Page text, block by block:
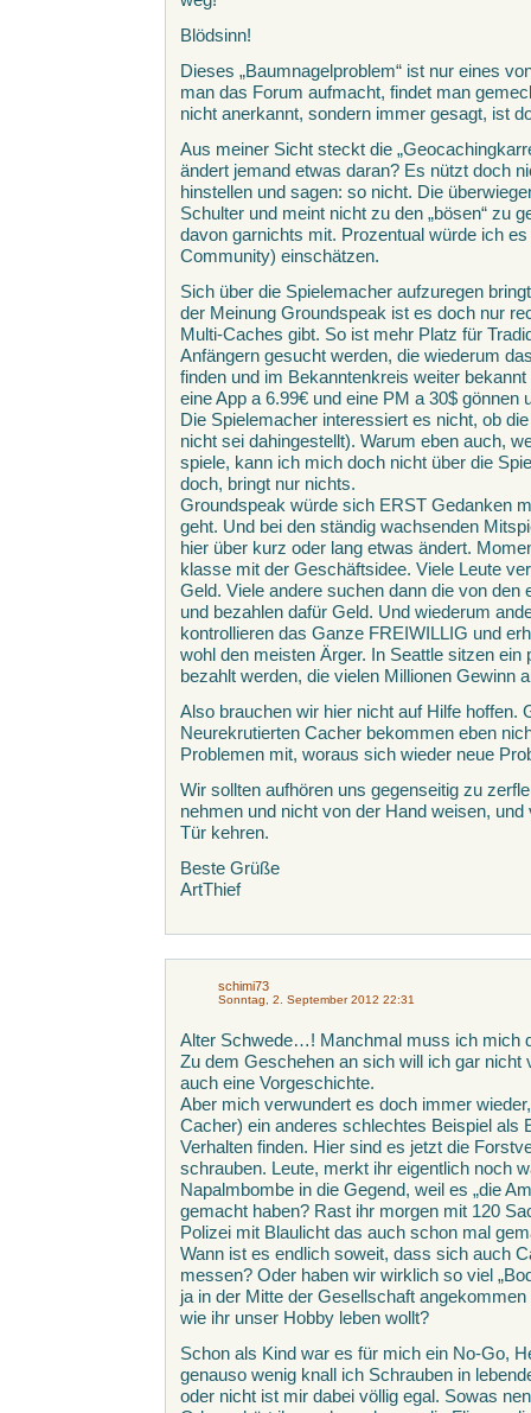
Blödsinn!
Dieses „Baumnagelproblem“ ist nur eines
man das Forum aufmacht, findet man
nicht anerkannt, sondern immer gesagt, ist
Aus meiner Sicht steckt die
ändert jemand etwas daran? Es nützt doch
hinstellen und sagen: so nicht. Die
Schulter und meint nicht zu den „bösen“ zu
davon garnichts mit. Prozentual würde ich
Community) einschätzen.
Sich über die Spielemacher aufzuregen
der Meinung Groundspeak ist es doch nur
Multi-Caches gibt. So ist mehr Platz für
Anfängern gesucht werden, die wiederum
finden und im Bekanntenkreis weiter
eine App a 6.99€ und eine PM a 30$ gönnen
Die Spielemacher interessiert es nicht, ob
nicht sei dahingestellt). Warum eben auch,
spiele, kann ich mich doch nicht über die
doch, bringt nur nichts.
Groundspeak würde sich ERST Gedanken
geht. Und bei den ständig wachsenden
hier über kurz oder lang etwas ändert.
klasse mit der Geschäftsidee. Viele Leute
Geld. Viele andere suchen dann die von
und bezahlen dafür Geld. Und wiederum
kontrollieren das Ganze FREIWILLIG und
wohl den meisten Ärger. In Seattle sitzen ein
bezahlt werden, die vielen Millionen Gewinn
Also brauchen wir hier nicht auf Hilfe hoffen.
Neurekrutierten Cacher bekommen eben
Problemen mit, woraus sich wieder neue
Wir sollten aufhören uns gegenseitig zu
nehmen und nicht von der Hand weisen,
Tür kehren.
Beste Grüße
ArtThief
schimi73
Sonntag, 2. September 2012 22:31
Alter Schwede…! Manchmal muss ich mich
Zu dem Geschehen an sich will ich gar nicht
auch eine Vorgeschichte.
Aber mich verwundert es doch immer
Cacher) ein anderes schlechtes Beispiel als
Verhalten finden. Hier sind es jetzt die
schrauben. Leute, merkt ihr eigentlich noch
Napalmbombe in die Gegend, weil es „die
gemacht haben? Rast ihr morgen mit 120
Polizei mit Blaulicht das auch schon mal
Wann ist es endlich soweit, dass sich auch
messen? Oder haben wir wirklich so viel
ja in der Mitte der Gesellschaft
wie ihr unser Hobby leben wollt?
Schon als Kind war es für mich ein No-Go,
genauso wenig knall ich Schrauben in
oder nicht ist mir dabei völlig egal. Sowas